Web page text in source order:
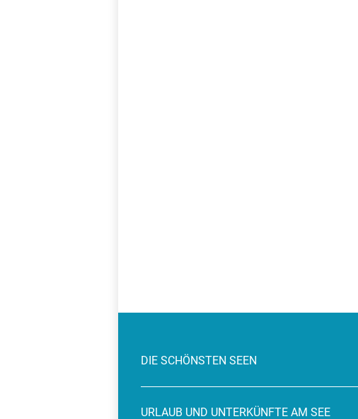
DIE SCHÖNSTEN SEEN
URLAUB UND UNTERKÜNFTE AM SEE